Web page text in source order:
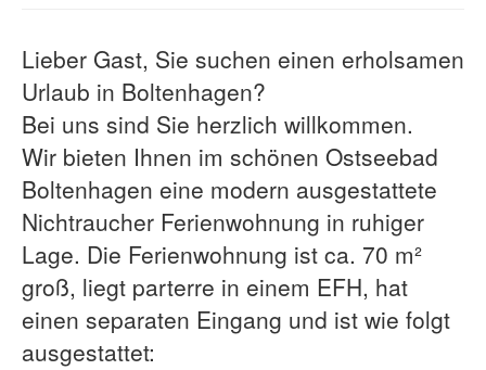
Lieber Gast, Sie suchen einen erholsamen
Urlaub in Boltenhagen?
Bei uns sind Sie herzlich willkommen.
Wir bieten Ihnen im schönen Ostseebad
Boltenhagen eine modern ausgestattete
Nichtraucher Ferienwohnung in ruhiger
Lage. Die Ferienwohnung ist ca. 70 m²
groß, liegt parterre in einem EFH, hat
einen separaten Eingang und ist wie folgt
ausgestattet: